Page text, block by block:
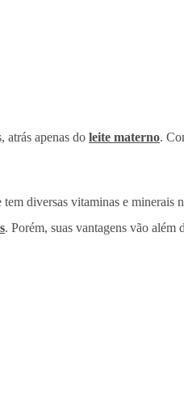
atrás apenas do leite materno.
diversas vitaminas e minerais
. Porém, suas vantagens vão além